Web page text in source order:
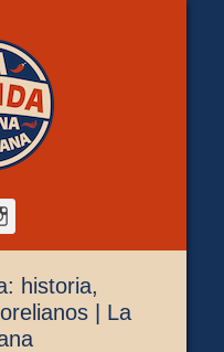
Vianda Cocina
Moreliana |
casera en
#30 esquina Av. Solidaridad.
llevar o pedir a domicilio.
Instagram
historia,
| La